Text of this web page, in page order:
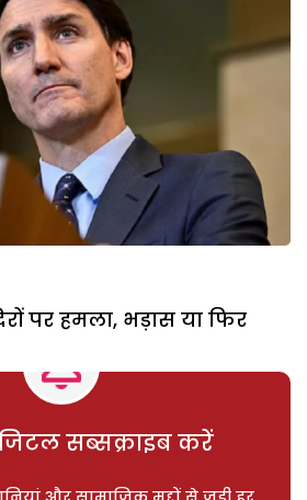
पर हमला, भड़ास या फिर
सब्सक्राइब करें